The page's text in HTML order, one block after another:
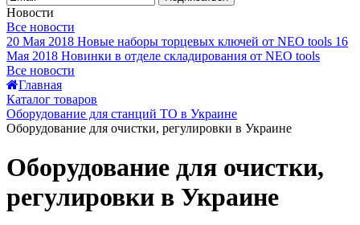
Новости
Все новости
20 Мая 2018 Новые наборы торцевых ключей от NEO tools 16
Мая 2018 Новинки в отделе складирования от NEO tools
Все новости
Главная
Каталог товаров
Оборудование для станций ТО в Украине
Оборудование для очистки, регулировки в Украине
Оборудование для очистки,
регулировки в Украине